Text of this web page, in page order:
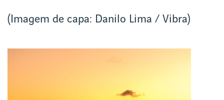
(Imagem de capa: Danilo Lima / Vibra)